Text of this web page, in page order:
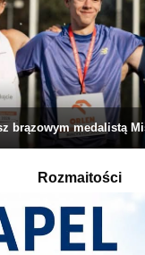
brązowym medalistą
Rozmaitości